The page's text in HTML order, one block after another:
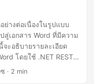
ย่างต่อเนื่องในรูปแบบ
สู่เอกสาร Word ที่มีความ
ะอธิบายรายละเอียด
โดยใช้ .NET REST
นได้ในทุกแพลตฟอร์ม
· 2 min